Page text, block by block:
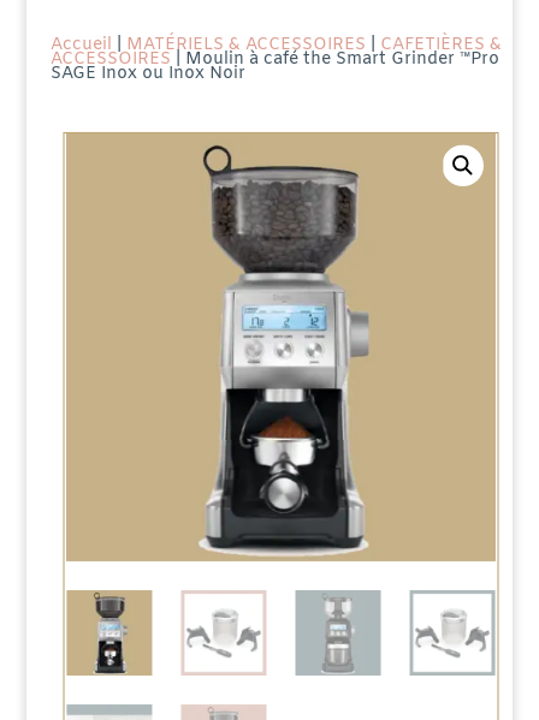
Accueil MATÉRIELS & ACCESSOIRES CAFETIÈRES &
ACCESSOIRES | Moulin à café the Smart Grinder ™Pro
SAGE Inox ou Inox Noir